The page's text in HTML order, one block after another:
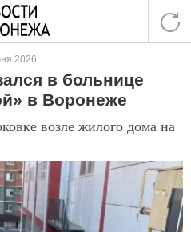
2026
в больнице
в Воронеже
возле жилого дома на